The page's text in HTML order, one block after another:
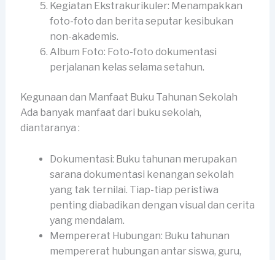
Kegiatan Ekstrakurikuler: Menampakkan
foto-foto dan berita seputar kesibukan
non-akademis.
Album Foto: Foto-foto dokumentasi
perjalanan kelas selama setahun.
Kegunaan dan Manfaat Buku Tahunan Sekolah
Ada banyak manfaat dari buku sekolah,
diantaranya :
Dokumentasi: Buku tahunan merupakan
sarana dokumentasi kenangan sekolah
yang tak ternilai. Tiap-tiap peristiwa
penting diabadikan dengan visual dan cerita
yang mendalam.
Mempererat Hubungan: Buku tahunan
mempererat hubungan antar siswa, guru,